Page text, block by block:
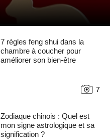
7 règles feng shui dans la
chambre à coucher pour
améliorer son bien-être
7
Zodiaque chinois : Quel est
mon signe astrologique et sa
signification ?